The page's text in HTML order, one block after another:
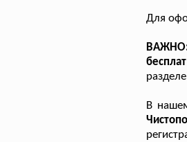
Для
ВАЖНО:
В